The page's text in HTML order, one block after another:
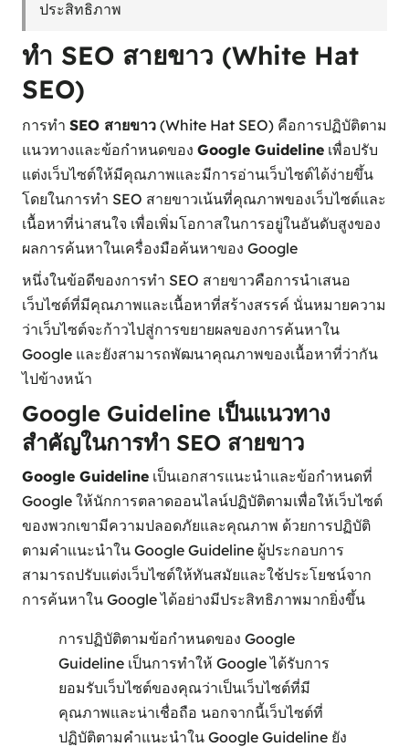
ประสิทธิภาพ
ทำ SEO สายขาว (White Hat
SEO)
การทำ SEO สายขาว (White Hat SEO) คือการปฏิบัติตาม
แนวทางและข้อกำหนดของ Google Guideline เพื่อปรับ
แต่งเว็บไซต์ให้มีคุณภาพและมีการอ่านเว็บไซต์ได้ง่ายขึ้น
โดยในการทำ SEO สายขาวเน้นที่คุณภาพของเว็บไซต์และ
เนื้อหาที่น่าสนใจ เพื่อเพิ่มโอกาสในการอยู่ในอันดับสูงของ
ผลการค้นหาในเครื่องมือค้นหาของ Google
หนึ่งในข้อดีของการทำ SEO สายขาวคือการนำเสนอ
เว็บไซต์ที่มีคุณภาพและเนื้อหาที่สร้างสรรค์ นั่นหมายความ
ว่าเว็บไซต์จะก้าวไปสู่การขยายผลของการค้นหาใน
Google และยังสามารถพัฒนาคุณภาพของเนื้อหาที่ว่ากัน
ไปข้างหน้า
Google Guideline เป็นแนวทาง
สำคัญในการทำ SEO สายขาว
Google Guideline เป็นเอกสารแนะนำและข้อกำหนดที่
Google ให้นักการตลาดออนไลน์ปฏิบัติตามเพื่อให้เว็บไซต์
ของพวกเขามีความปลอดภัยและคุณภาพ ด้วยการปฏิบัติ
ตามคำแนะนำใน Google Guideline ผู้ประกอบการ
สามารถปรับแต่งเว็บไซต์ให้ทันสมัยและใช้ประโยชน์จาก
การค้นหาใน Google ได้อย่างมีประสิทธิภาพมากยิ่งขึ้น
การปฏิบัติตามข้อกำหนดของ Google
Guideline เป็นการทำให้ Google ได้รับการ
ยอมรับเว็บไซต์ของคุณว่าเป็นเว็บไซต์ที่มี
คุณภาพและน่าเชื่อถือ นอกจากนี้เว็บไซต์ที่
ปฏิบัติตามคำแนะนำใน Google Guideline ยัง